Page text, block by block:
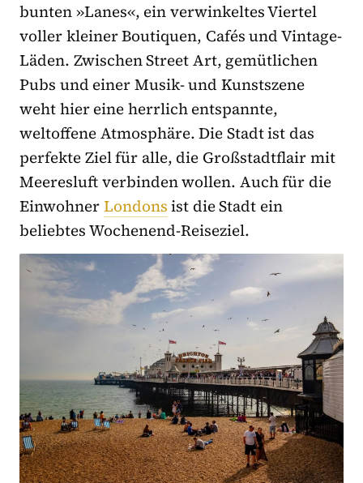
bunten »Lanes«, ein verwinkeltes Viertel
voller kleiner Boutiquen, Cafés und Vintage-
Läden. Zwischen Street Art, gemütlichen
Pubs und einer Musik- und Kunstszene
weht hier eine herrlich entspannte,
weltoffene Atmosphäre. Die Stadt ist das
perfekte Ziel für alle, die Großstadtflair mit
Meeresluft verbinden wollen. Auch für die
EinwohnerLondonsist die Stadt ein
beliebtes Wochenend-Reiseziel.